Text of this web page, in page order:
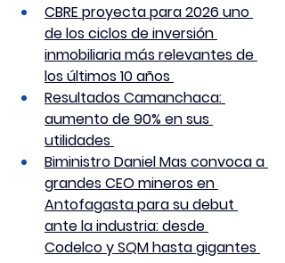
CBRE proyecta para 2026 uno
de los ciclos de inversión
inmobiliaria más relevantes de
los últimos 10 años
Resultados Camanchaca:
aumento de 90% en sus
utilidades
Biministro Daniel Mas convoca a
grandes CEO mineros en
Antofagasta para su debut
ante la industria: desde
Codelco y SQM hasta gigantes